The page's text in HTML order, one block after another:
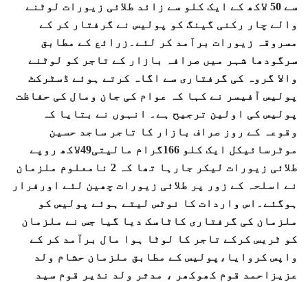
سے 50 لاکھ کے ایک کلو سے زائد طلائی زیورات لوٹنے
والے چار رکنی گینگ کو پولیس نے گرفتار کر کے
مسروقہ زیورات برآمد کر لئے۔زرائع کے مطابق
سرگودھا شہر میں صرافہ بازار کے تاجر کو لوٹنے
والا گروہ کی گرفتاری سے اگاہ کرتے ہوئے ڈسٹرکٹ
پولیس آفیسر نے کہا کہ عوام کی جان ومال کی حفاظت
پولیس کی اولین ترجیح ہے۔ انہوں نے بتایا کہ
وقوعہ کے روز صراف بازار کا تاجر ساجد حسین
موٹرسائیکل ایک کلو 166گرام مالیتی49لاکھ روپے
طلائی زیورات لیکر جارہا تھا کہ 2 نامعلوم ملزمان
نے اسلحہ کے زور پر طلائی زیورات چھین لئے اورفرار
ہوگئے۔اس واردات کا نوٹس لیتے ہوئے پولیس کو
ملزمان کی گرفتاری کاٹاسک دیا گیا جس نے ملزمان
کو ٹریس کرکے تاجر کا لوٹا ہوا مال برآمد کر کے
واپس کروایا،پولیس کے مطابق ملزمان حشام ولد
عزیزاحمد قوم کھوکھر ، مدثر ولد نذیر قوم سید